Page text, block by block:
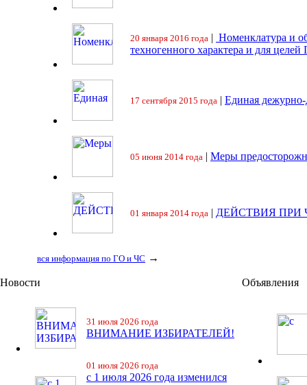
20 января 2016 года | Номенклатура и
техногенного характера и для целей
17 сентября 2015 года | Единая
05 июня 2014 года | Меры
01 января 2014 года | ДЕЙСТВИЯ ПРИ
вся информация по ГО и ЧС →
Новости
31 июля 2026 года
ВНИМАНИЕ ИЗБИРАТЕЛЕЙ!
01 июля 2026 года
с 1 июля 2026 года изменился
Объявления